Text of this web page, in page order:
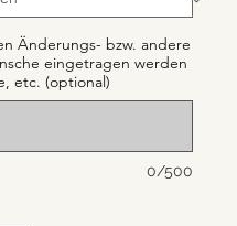
Änderungs- bzw. andere
eingetragen werden
etc. (optional)
0/500